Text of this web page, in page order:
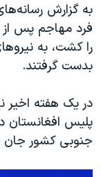
اسرائیل در جنگ
نرگس محمدی
همایش
سفر پرزیدنت
به گزارش
فرد مهاجم پس از
را کشت، به
بدست گرفتند.
در یک هفته اخیر
پلیس افغانستان
جنوبی کشور جان